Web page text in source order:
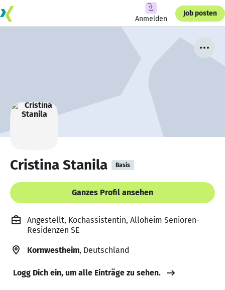
Anmelden
Job posten
Cristina Stanila Basis
Ganzes Profil ansehen
Angestellt, Kochassistentin, Alloheim Senioren-
Residenzen SE
Kornwestheim, Deutschland
Logg Dich ein, um alle Einträge zu sehen.